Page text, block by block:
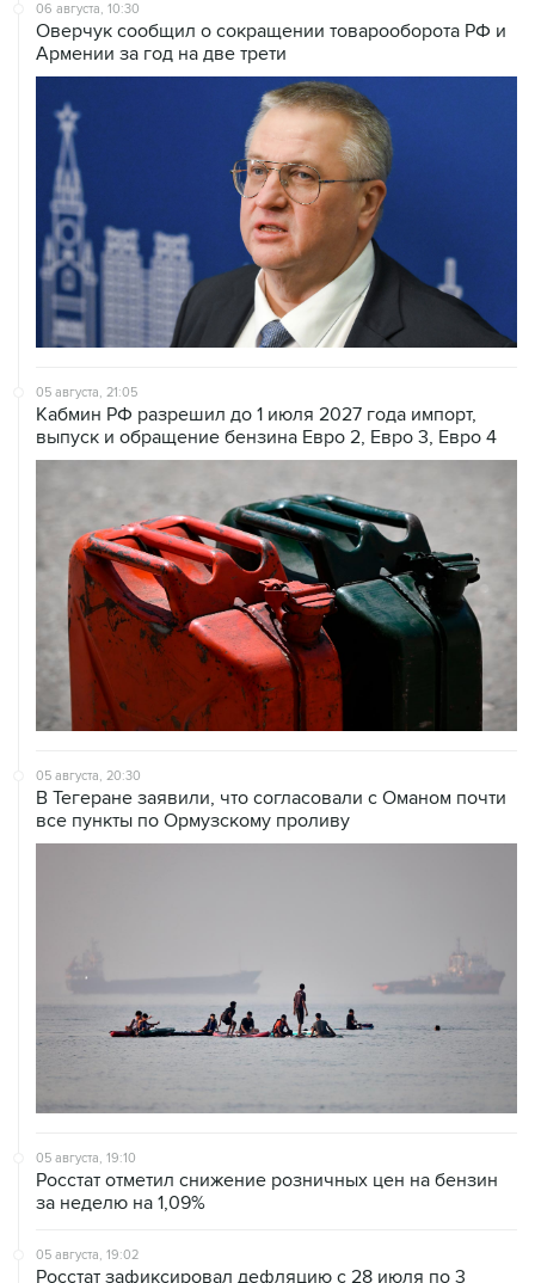
06 августа, 10:30
Оверчук сообщил о сокращении товарооборота РФ и
Армении за год на две трети
05 августа, 21:05
Кабмин РФ разрешил до 1 июля 2027 года импорт,
выпуск и обращение бензина Евро 2, Евро 3, Евро 4
05 августа, 20:30
В Тегеране заявили, что согласовали с Оманом почти
все пункты по Ормузскому проливу
05 августа, 19:10
Росстат отметил снижение розничных цен на бензин
за неделю на 1,09%
05 августа, 19:02
Росстат зафиксировал дефляцию с 28 июля по 3